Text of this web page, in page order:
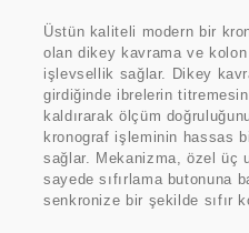
Üstün kaliteli modern bir
olan dikey kavrama ve
işlevsellik sağlar. Dikey
girdiğinde ibrelerin
kaldırarak ölçüm
kronograf işleminin hassas
sağlar. Mekanizma, özel üç
sayede sıfırlama butonuna
senkronize bir şekilde sıfır